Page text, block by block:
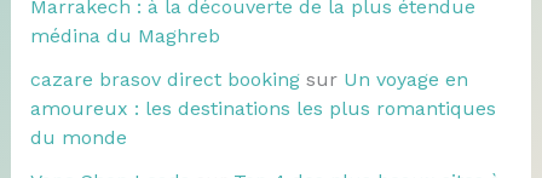
Marrakech : à la découverte de la plus étendue
médina du Maghreb
cazare brasov direct bookingsur Un voyage en
amoureux : les destinations les plus romantiques
du monde